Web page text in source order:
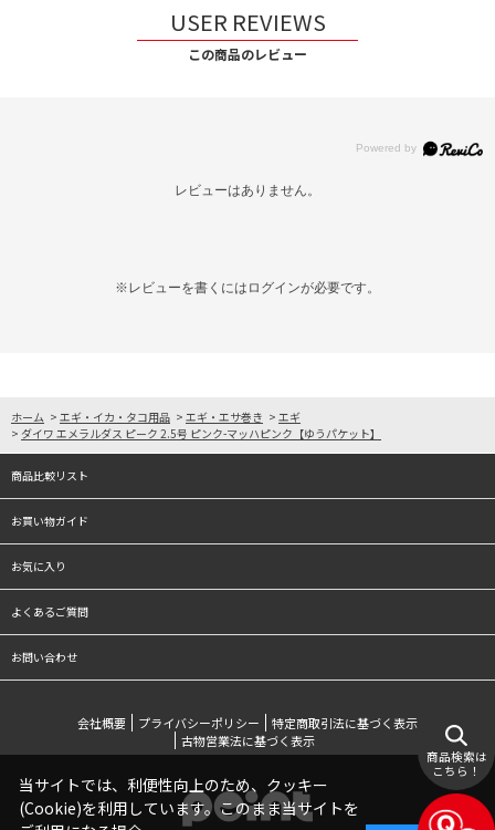
USER REVIEWS
この商品のレビュー
レビューはありません。
※レビューを書くには ログインが必要です。
ホーム > エギ・イカ・タコ用品 > エギ・エサ巻き > エギ
> ダイワ エメラルダス ピーク 2.5号 ピンク-マッハピンク【ゆうパケット】
商品比較リスト
お買い物ガイド
お気に入り
よくあるご質問
お問い合わせ
会社概要 プライバシーポリシー
特定商取引法に基づく表示
古物営業法に基づく表示
商品検索は
こちら！
当サイトでは、利便性向上のため、クッキー
(Cookie)を利用しています。このまま当サイトを